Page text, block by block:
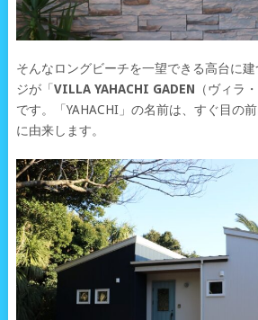
そんなロングビーチを一望できる高台に
ジが「 VILLA YAHACHI GADEN （ヴィラ
です。「YAHACHI」の名前は、すぐ目の
に由来します。